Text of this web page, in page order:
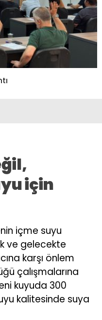
için
içme suyu
ve gelecekte
karşı önlem
çalışmalarına
kuyuda 300
kalitesinde suya